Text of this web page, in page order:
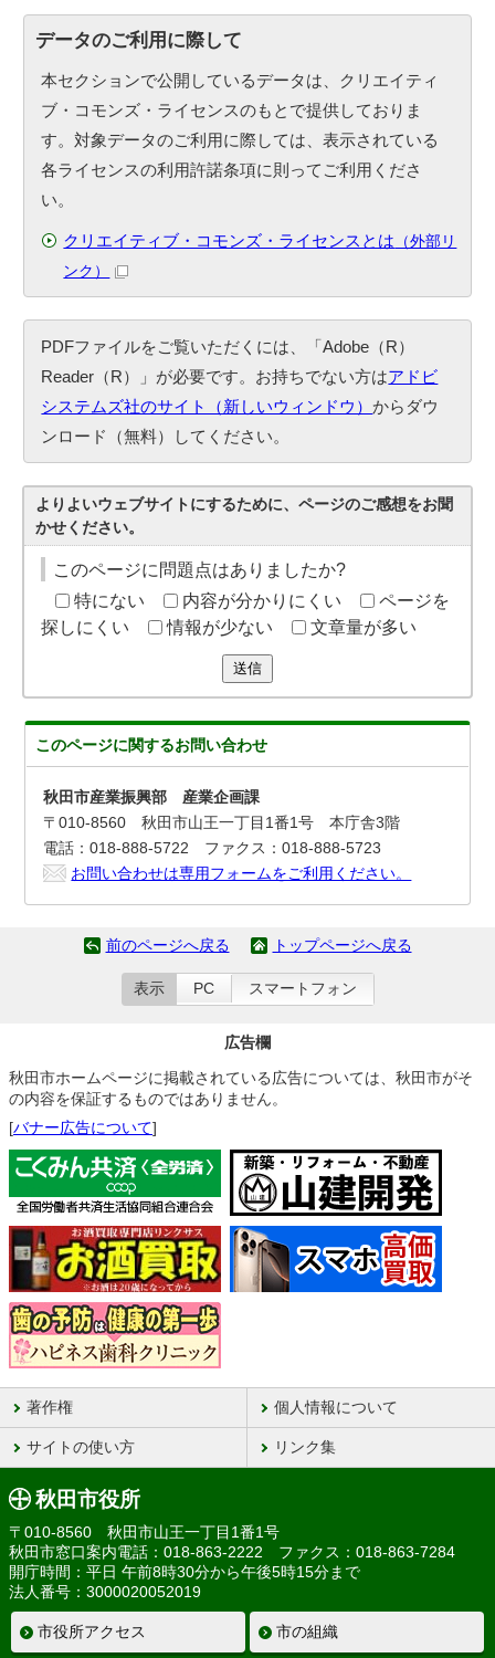
データのご利用に際して
本セクションで公開しているデータは、クリエイティ
ブ・コモンズ・ライセンスのもとで提供しておりま
す。対象データのご利用に際しては、表示されている
各ライセンスの利用許諾条項に則ってご利用くださ
い。
クリエイティブ・コモンズ・ライセンスとは （外部リ
ンク）
PDFファイルをご覧いただくには、「Adobe（R）
Reader（R）」が必要です。お持ちでない方はアドビ
システムズ社のサイト（新しいウィンドウ）からダウ
ンロード（無料）してください。
よりよいウェブサイトにするために、ページのご感想をお聞
かせください。
このページに問題点はありましたか?
特にない
内容が分かりにくい
ページを
探しにくい
情報が少ない 文章量が多い
送信
このページに関するお問い合わせ
秋田市産業振興部 産業企画課
〒010-8560 秋田市山王一丁目1番1号 本庁舎3階
電話：018-888-5722 ファクス：018-888-5723
お問い合わせは専用フォームをご利用ください。
前のページへ戻る トップページへ戻る
表示 PC スマートフォン
広告欄
秋田市ホームページに掲載されている広告については、秋田市がそ
の内容を保証するものではありません。
[バナー広告について]
著作権 個人情報について
サイトの使い方 リンク集
秋田市役所
〒010-8560 秋田市山王一丁目1番1号
秋田市窓口案内電話：018-863-2222 ファクス：018-863-7284
開庁時間：平日 午前8時30分から午後5時15分まで
法人番号：3000020052019
市役所アクセス 市の組織